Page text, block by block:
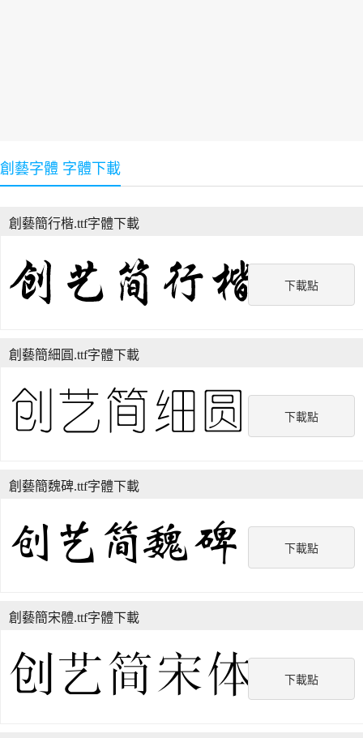
創藝字體 字體下載
下載點
創藝簡行楷.ttf字體下載
下載點
創藝簡細圓.ttf字體下載
下載點
創藝簡魏碑.ttf字體下載
下載點
創藝簡宋體.ttf字體下載